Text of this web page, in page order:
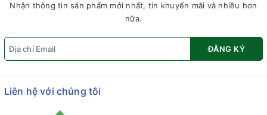
Nhận thông tin sản phẩm mới nhất, tin khuyến mãi và nhiều hơn
nữa.
ĐĂNG KÝ
Liên hệ với chúng tôi